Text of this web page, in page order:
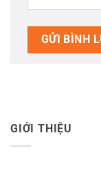
GIỚI THIỆU